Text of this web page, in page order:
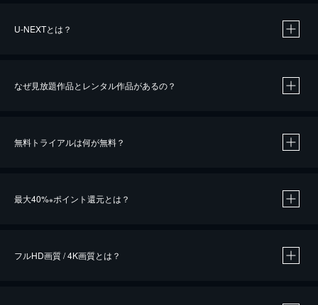
U-NEXTとは？
なぜ見放題作品とレンタル作品があるの？
無料トライアルは何が無料？
最大40%※ポイント還元とは？
フルHD画質 / 4K画質とは？